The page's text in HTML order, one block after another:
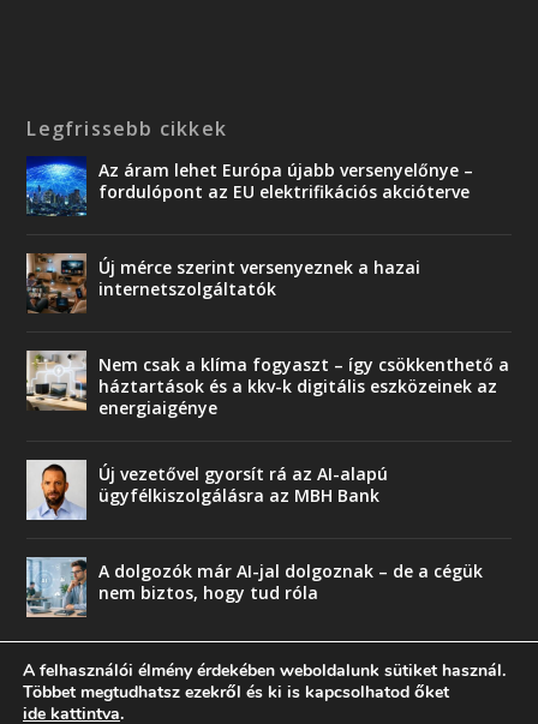
Legfrissebb cikkek
Az áram lehet Európa újabb versenyelőnye –
fordulópont az EU elektrifikációs akcióterve
Új mérce szerint versenyeznek a hazai
internetszolgáltatók
Nem csak a klíma fogyaszt – így csökkenthető a
háztartások és a kkv-k digitális eszközeinek az
energiaigénye
Új vezetővel gyorsít rá az AI-alapú
ügyfélkiszolgálásra az MBH Bank
A dolgozók már AI-jal dolgoznak – de a cégük
nem biztos, hogy tud róla
A felhasználói élmény érdekében weboldalunk sütiket használ.
Többet megtudhatsz ezekről és ki is kapcsolhatod őket
ide kattintva.